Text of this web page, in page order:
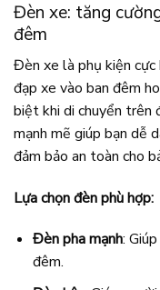
Đèn xe: tăng
đêm
Đèn xe là phụ kiện cực
đạp xe vào ban đêm
biệt khi di chuyển trên
mạnh mẽ giúp bạn dễ
đảm bảo an toàn cho
Lựa chọn đèn phù hợp:
Đèn pha mạnh:
đêm.